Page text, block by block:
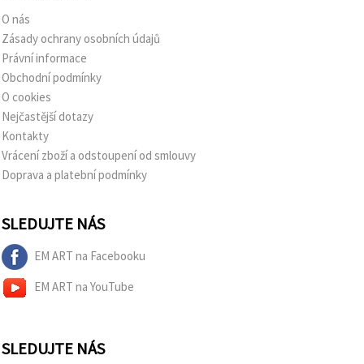
O nás
Zásady ochrany osobních údajů
Právní informace
Obchodní podmínky
O cookies
Nejčastější dotazy
Kontakty
Vrácení zboží a odstoupení od smlouvy
Doprava a platební podmínky
SLEDUJTE NÁS
EM ART na Facebooku
EM ART na YouTube
SLEDUJTE NÁS